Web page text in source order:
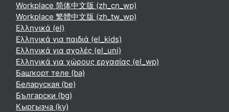
Workplace 简体中文版 ‎(zh_cn_wp)‎
Workplace 繁體中文版 ‎(zh_tw_wp)‎
Ελληνικά ‎(el)‎
Ελληνικά για παιδιά ‎(el_kids)‎
Ελληνικά για σχολές ‎(el_uni)‎
Ελληνικά για χώρους εργασίας ‎(el_wp)‎
Башҡорт теле ‎(ba)‎
Беларуская ‎(be)‎
Български ‎(bg)‎
Кыргызча ‎(ky)‎